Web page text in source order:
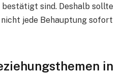
sind. Deshalb sollte
jede Behauptung sofort
in